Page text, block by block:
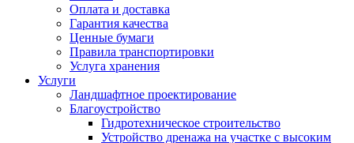
Оплата и доставка
Гарантия качества
Ценные бумаги
Правила транспортировки
Услуга хранения
Услуги
Ландшафтное проектирование
Благоустройство
Гидротехническое строительство
Устройство дренажа на участке с высоким